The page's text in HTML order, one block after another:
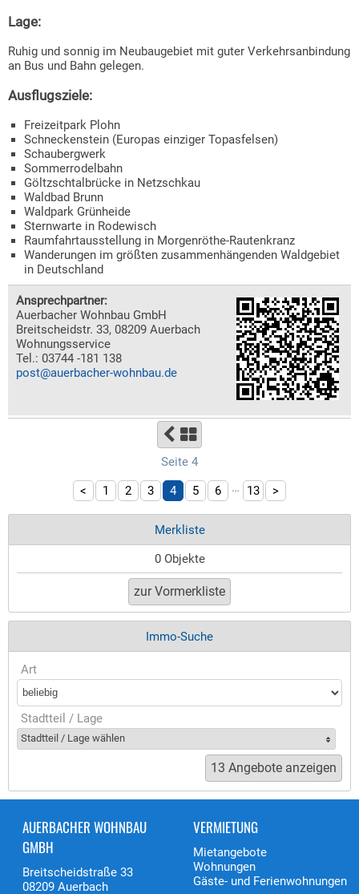
Lage:
Ruhig und sonnig im Neubaugebiet mit guter Verkehrsanbindung
an Bus und Bahn gelegen.
Ausflugsziele:
Freizeitpark Plohn
Schneckenstein (Europas einziger Topasfelsen)
Schaubergwerk
Sommerrodelbahn
Göltzschtalbrücke in Netzschkau
Waldbad Brunn
Waldpark Grünheide
Sternwarte in Rodewisch
Raumfahrtausstellung in Morgenröthe-Rautenkranz
Wanderungen im größten zusammenhängenden Waldgebiet
in Deutschland
Ansprechpartner:
Auerbacher Wohnbau GmbH
Breitscheidstr. 33, 08209 Auerbach
Wohnungsservice
Tel.: 03744 -181 138
post@auerbacher-wohnbau.de
Seite 4
<
1 2 3 4 5 6 … 13 >
Merkliste
0 Objekte
Immo-Suche
Art
Stadtteil / Lage
Stadtteil / Lage wählen
AUERBACHER WOHNBAU
GMBH
Breitscheidstraße 33
08209 Auerbach
VERMIETUNG
Mietangebote
Wohnungen
Gäste- und Ferienwohnungen